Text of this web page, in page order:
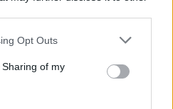
app uses one or more Google
behaviour. You may click to
and its third-party tags to
purposes in below Google
Opt Outs
of my
az öröm – Ruppert
2022